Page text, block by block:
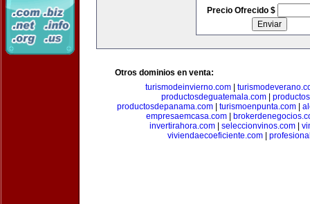
Precio Ofrecido $
Otros dominios en venta:
turismodeinvierno.com
productosdeguatemala.com|
productosdepanama.com
turismoenpunta.com
empresaemcasa.com
invertirahora.com| seleccionvinos.com|
viviendaecoeficiente.com